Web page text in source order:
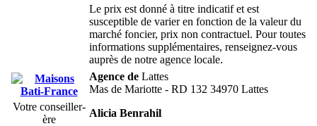
Le prix est donné à titre indicatif et est
susceptible de varier en fonction de la valeur du
marché foncier, prix non contractuel. Pour toutes
informations supplémentaires, renseignez-vous
auprès de notre agence locale.
Agence de Lattes
Mas de Mariotte - RD 132 34970 Lattes
Votre conseiller-
ère
Alicia Benrahil